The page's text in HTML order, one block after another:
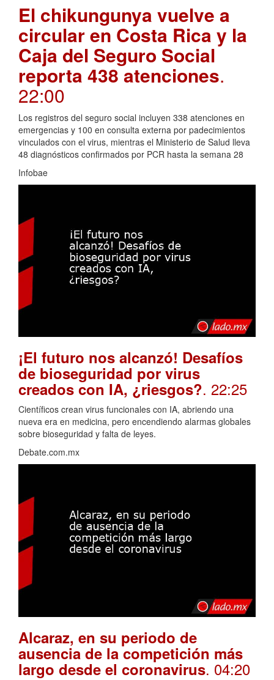
El chikungunya vuelve a
circular en Costa Rica y la
Caja del Seguro Social
reporta 438 atenciones.
22:00
Los registros del seguro social incluyen 338 atenciones en
emergencias y 100 en consulta externa por padecimientos
vinculados con el virus, mientras el Ministerio de Salud lleva
48 diagnósticos confirmados por PCR hasta la semana 28
Infobae
¡El futuro nos alcanzó! Desafíos
de bioseguridad por virus
creados con IA, ¿riesgos?. 22:25
Científicos crean virus funcionales con IA, abriendo una
nueva era en medicina, pero encendiendo alarmas globales
sobre bioseguridad y falta de leyes.
Debate.com.mx
Alcaraz, en su periodo de
ausencia de la competición más
largo desde el coronavirus. 04:20